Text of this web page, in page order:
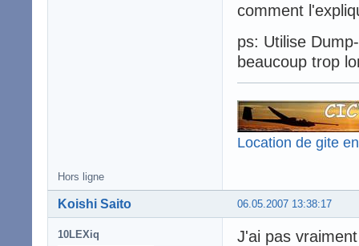
comment
ps: Utilise
beaucoup trop
Location de gite
Hors ligne
06.05.2007 13:38:17
Koishi Saito
10LEXiq
J'ai pas